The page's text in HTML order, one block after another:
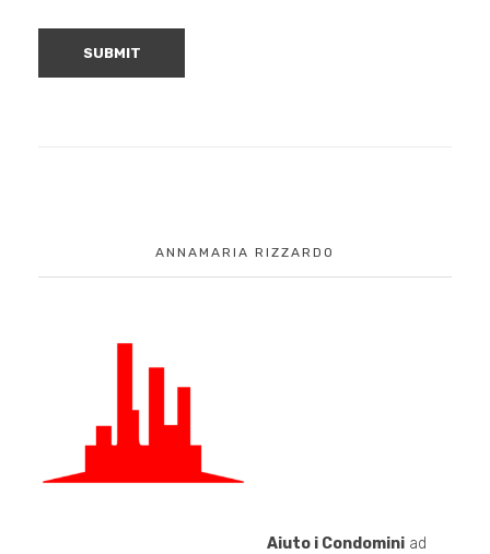
ANNAMARIA RIZZARDO
Aiuto i Condominiad